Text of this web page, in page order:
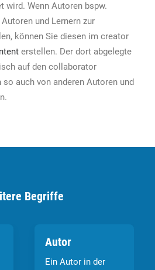
wird. Wenn Autoren bspw.
und Lernern zur
können Sie diesen im creator
erstellen. Der dort abgelegte
auf den collaborator
so auch von anderen Autoren und
Begriffe
Autor
Ein Autor in der